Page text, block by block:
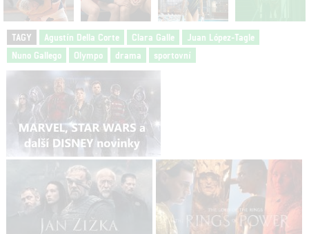
TAGY Agustín Della Corte Clara Galle
Juan López-Tagle
Nuno Gallego
Olympo drama sportovní